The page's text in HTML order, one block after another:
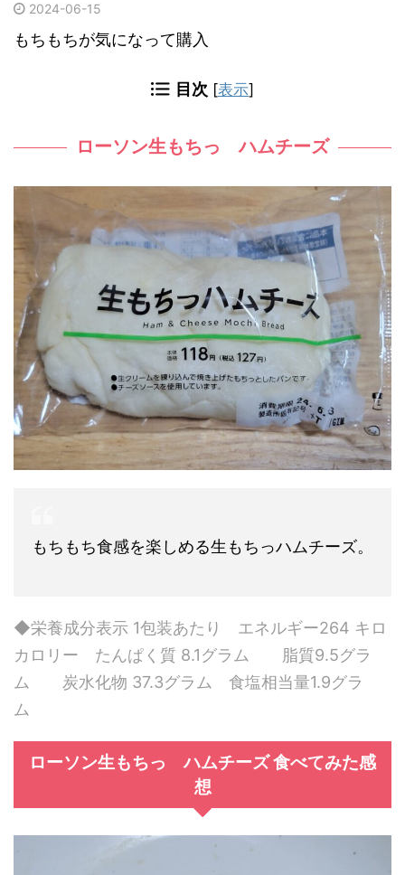
2024-06-15
もちもちが気になって購入
目次 [表示]
ローソン生もちっ ハムチーズ
もちもち食感を楽しめる生もちっハムチーズ。
◆栄養成分表示 1包装あたり エネルギー264 キロ
カロリー たんぱく質 8.1グラム 脂質9.5グラ
ム 炭水化物 37.3グラム 食塩相当量1.9グラ
ム
ローソン生もちっ ハムチーズ 食べてみた感
想